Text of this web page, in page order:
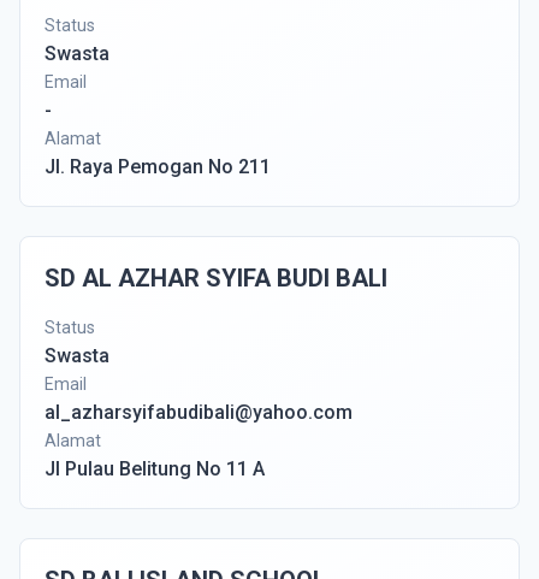
Status
Swasta
Email
-
Alamat
Jl. Raya Pemogan No 211
SD AL AZHAR SYIFA BUDI BALI
Status
Swasta
Email
al_azharsyifabudibali@yahoo.com
Alamat
Jl Pulau Belitung No 11 A